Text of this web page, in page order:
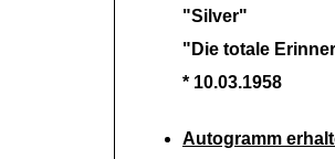
"Silver"
"Die totale
* 10.03.1958
Autogramm